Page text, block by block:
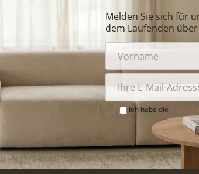
Melden Sie sich für
dem Laufenden
Ich habe die